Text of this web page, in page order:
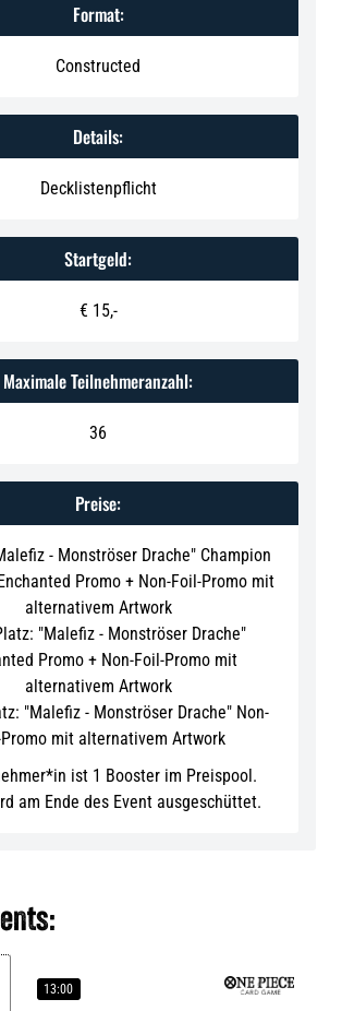
Format:
Constructed
Details:
Decklistenpflicht
Startgeld:
€ 15,-
Maximale Teilnehmeranzahl:
36
Preise:
- Monströser Drache" Champion
Promo + Non-Foil-Promo mit
alternativem Artwork
"Malefiz - Monströser Drache"
Promo + Non-Foil-Promo mit
alternativem Artwork
"Malefiz - Monströser Drache" Non-
mit alternativem Artwork
ist 1 Booster im Preispool.
am Ende des Event ausgeschüttet.
13:00